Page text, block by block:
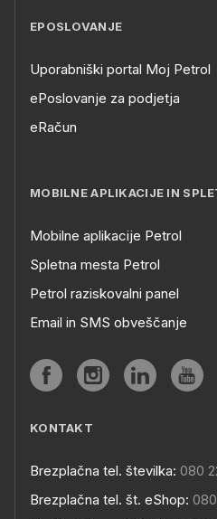
EPOSLOVANJE
Uporabniški portal Moj Petrol
ePoslovanje za podjetja
eRačun
MOBILNE APLIKACIJE IN
Mobilne aplikacije Petrol
Spletna mesta Petrol
Petrol raziskovalni panel
Email in SMS obveščanje
KONTAKT
Brezplačna tel. številka: 080
Brezplačna tel. št. eShop: